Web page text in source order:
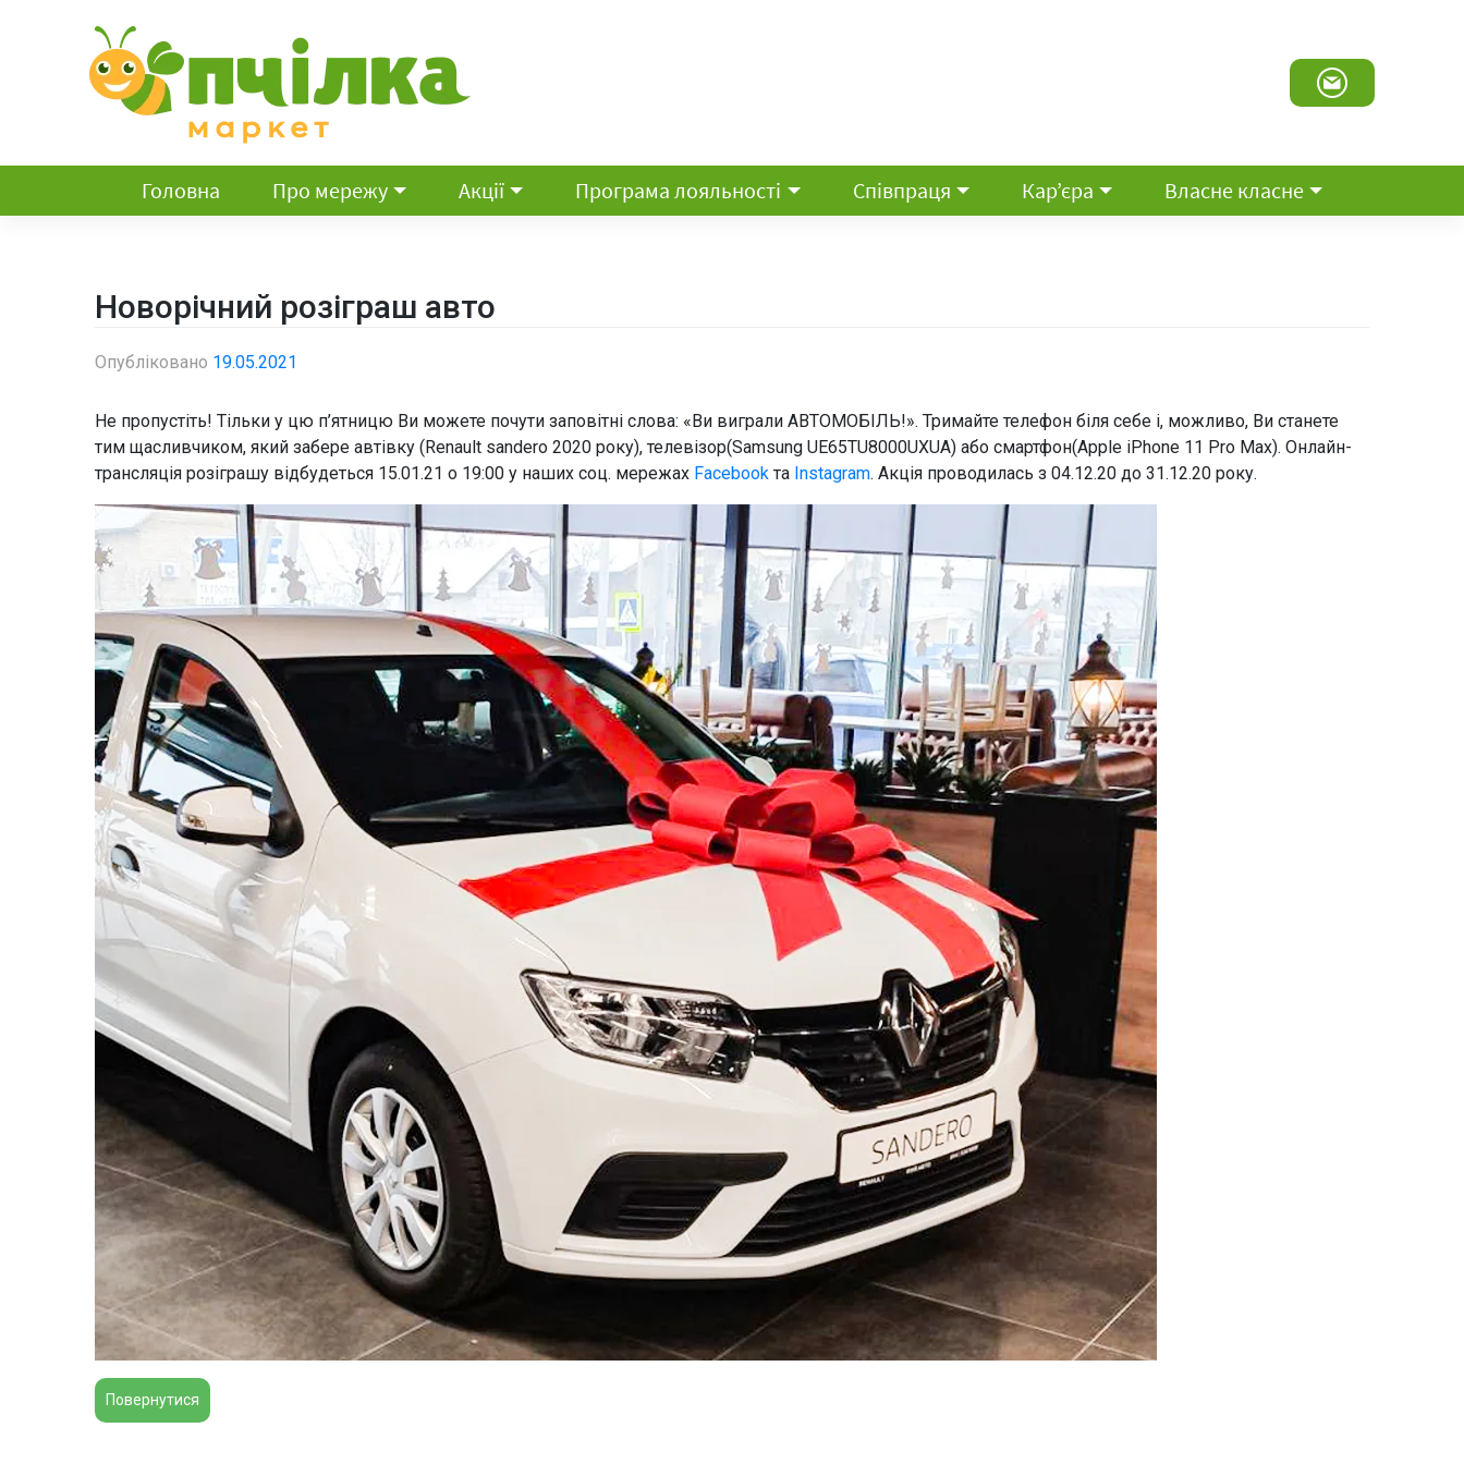
Головна Про мережу Акції Програма лояльності Співпраця Кар’єра Власне класне
Новорічний розіграш авто
Опубліковано 19.05.2021
Не пропустіть! Тільки у цю п’ятницю Ви можете почути заповітні слова: «Ви виграли АВТОМОБІЛЬ!». Тримайте телефон біля себе і, можливо, Ви станете
тим щасливчиком, який забере автівку (Renault sandero 2020 року), телевізор(Samsung UE65TU8000UXUA) або смартфон(Apple iPhone 11 Pro Max). Онлайн-
трансляція розіграшу відбудеться 15.01.21 о 19:00 у наших соц. мережах Facebook та Instagram. Акція проводилась з 04.12.20 до 31.12.20 року.
Повернутися